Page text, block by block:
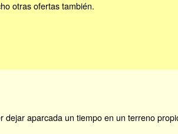
otras ofertas también.
aparcada un tiempo en un terreno